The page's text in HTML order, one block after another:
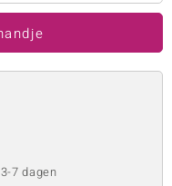
7 dagen